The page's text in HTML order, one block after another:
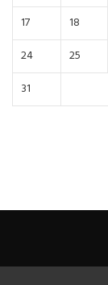
17
18
24
25
31